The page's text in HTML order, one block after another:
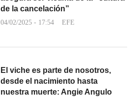
de la cancelación”
04/02/2025 - 17:54 EFE
El viche es parte de nosotros,
desde el nacimiento hasta
nuestra muerte: Angie Angulo